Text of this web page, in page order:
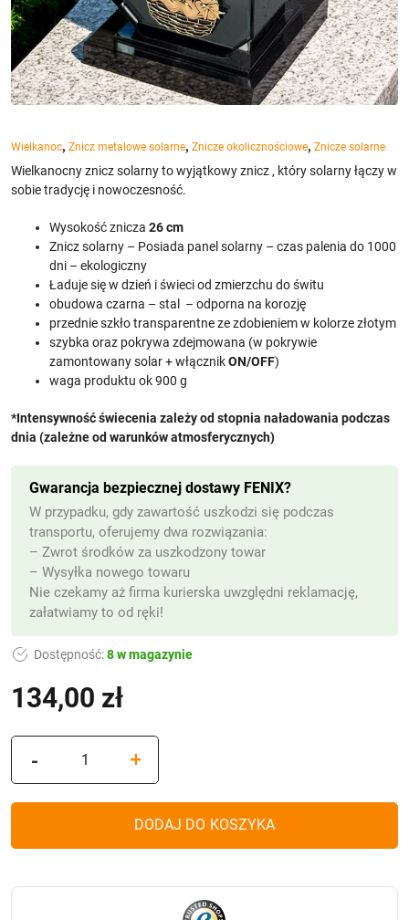
Wielkanoc, Znicz metalowe solarne, Znicze okolicznościowe, Znicze solarne
134,00 zł
Wielkanocny znicz solarny to wyjątkowy znicz , który solarny łączy w
sobie tradycję i nowoczesność.
Wysokość znicza 26 cm
Znicz solarny – Posiada panel solarny – czas palenia do 1000
dni – ekologiczny
Ładuje się w dzień i świeci od zmierzchu do świtu
obudowa czarna – stal – odporna na korozję
przednie szkło transparentne ze zdobieniem w kolorze złotym
szybka oraz pokrywa zdejmowana (w pokrywie
zamontowany solar + włącznikON/OFF)
waga produktu ok 900 g
*Intensywność świecenia zależy od stopnia naładowania podczas
dnia (zależne od warunków atmosferycznych)
Dostępność:8 w magazynie
Gwarancja bezpiecznej dostawy FENIX?
W przypadku, gdy zawartość uszkodzi się podczas
transportu, oferujemy dwa rozwiązania:
– Zwrot środków za uszkodzony towar
– Wysyłka nowego towaru
Nie czekamy aż firma kurierska uwzględni reklamację,
załatwiamy to od ręki!
-
Nowoczesny
Wielkanocny
T4
+
DODAJ DO KOSZYKA